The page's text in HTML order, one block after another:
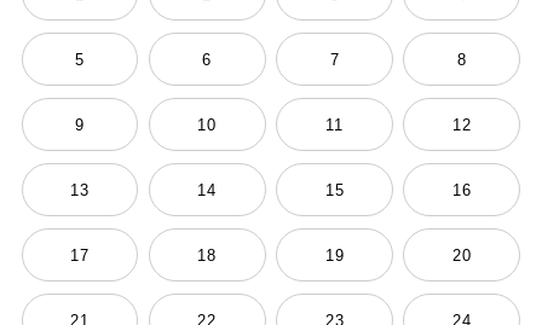
5 6 7 8
9 10 11 12
13 14 15 16
17 18 19 20
21 22 23 24